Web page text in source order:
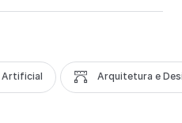
Artificial Arquitetura e